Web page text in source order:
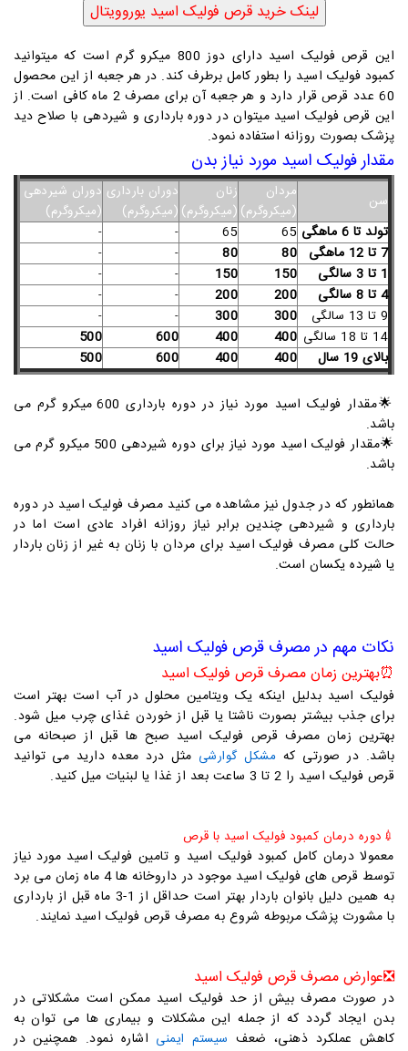
این قرص فولیک اسید دارای دوز 800 میکرو گرم است که میتوانید
کمبود فولیک اسید را بطور کامل برطرف کند. در هر جعبه از این محصول
60 عدد قرص قرار دارد و هر جعبه آن برای مصرف 2 ماه کافی است. از
این قرص فولیک اسید میتوان در دوره بارداری و شیردهی با صلاح دید
پزشک بصورت روزانه استفاده نمود.
مقدار فولیک اسید مورد نیاز بدن
سن
مردان
(میکروگرم)
زنان
(میکروگرم)
دوران بارداری
(میکروگرم)
دوران شیردهی
(میکروگرم)
تولد تا 6 ماهگی 65
65
-
-
7 تا 12 ماهگی 80
80
-
-
1 تا 3 سالگی 150
150
-
-
4 تا 8 سالگی 200
200
-
-
9 تا 13 سالگی 300
300
-
-
14 تا 18 سالگی 400
400
600
500
بالای 19 سال
400
400
600
500
🌟مقدار فولیک اسید مورد نیاز در دوره بارداری 600 میکرو گرم می
باشد.
🌟مقدار فولیک اسید مورد نیاز برای دوره شیردهی 500 میکرو گرم می
باشد.
همانطور که در جدول نیز مشاهده می کنید مصرف فولیک اسید در دوره
بارداری و شیردهی چندین برابر نیاز روزانه افراد عادی است اما در
حالت کلی مصرف فولیک اسید برای مردان با زنان به غیر از زنان باردار
یا شیرده یکسان است.
نکات مهم در مصرف قرص فولیک اسید
⏰بهترین زمان مصرف قرص فولیک اسید
فولیک اسید بدلیل اینکه یک ویتامین محلول در آب است بهتر است
برای جذب بیشتر بصورت ناشتا یا قبل از خوردن غذای چرب میل شود.
بهترین زمان مصرف قرص فولیک اسید صبح ها قبل از صبحانه می
باشد. در صورتی که مشکل گوارشی مثل درد معده دارید می توانید
قرص فولیک اسید را 2 تا 3 ساعت بعد از غذا یا لبنیات میل کنید.
💉 دوره درمان کمبود فولیک اسید با قرص
معمولا درمان کامل کمبود فولیک اسید و تامین فولیک اسید مورد نیاز
توسط قرص های فولیک اسید موجود در داروخانه ها 4 ماه زمان می برد
به همین دلیل بانوان باردار بهتر است حداقل از 1-3 ماه قبل از بارداری
با مشورت پزشک مربوطه شروع به مصرف قرص فولیک اسید نمایند.
❎عوارض مصرف قرص فولیک اسید
در صورت مصرف بیش از حد فولیک اسید ممکن است مشکلاتی در
بدن ایجاد گردد که از جمله این مشکلات و بیماری ها می توان به
کاهش عملکرد ذهنی، ضعف سیستم ایمنی اشاره نمود. همچنین در